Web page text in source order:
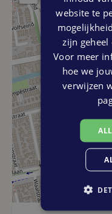
website te
zijn geheel
Voor meer
hoe we
verwijzen